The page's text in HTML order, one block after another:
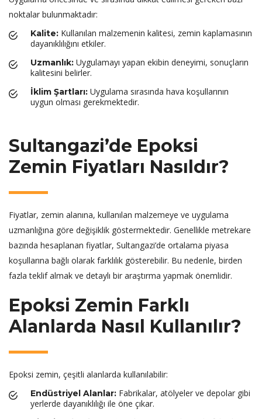
noktalar bulunmaktadır:
Kalite: Kullanılan malzemenin kalitesi, zemin kaplamasının
dayanıklılığını etkiler.
Uzmanlık: Uygulamayı yapan ekibin deneyimi, sonuçların
kalitesini belirler.
İklim Şartları: Uygulama sırasında hava koşullarının
uygun olması gerekmektedir.
Sultangazi’de Epoksi
Zemin Fiyatları Nasıldır?
Fiyatlar, zemin alanına, kullanılan malzemeye ve uygulama
uzmanlığına göre değişiklik göstermektedir. Genellikle metrekare
bazında hesaplanan fiyatlar, Sultangazi’de ortalama piyasa
koşullarına bağlı olarak farklılık gösterebilir. Bu nedenle, birden
fazla teklif almak ve detaylı bir araştırma yapmak önemlidir.
Epoksi Zemin Farklı
Alanlarda Nasıl Kullanılır?
Epoksi zemin, çeşitli alanlarda kullanılabilir:
Endüstriyel Alanlar: Fabrikalar, atölyeler ve depolar gibi
yerlerde dayanıklılığı ile öne çıkar.